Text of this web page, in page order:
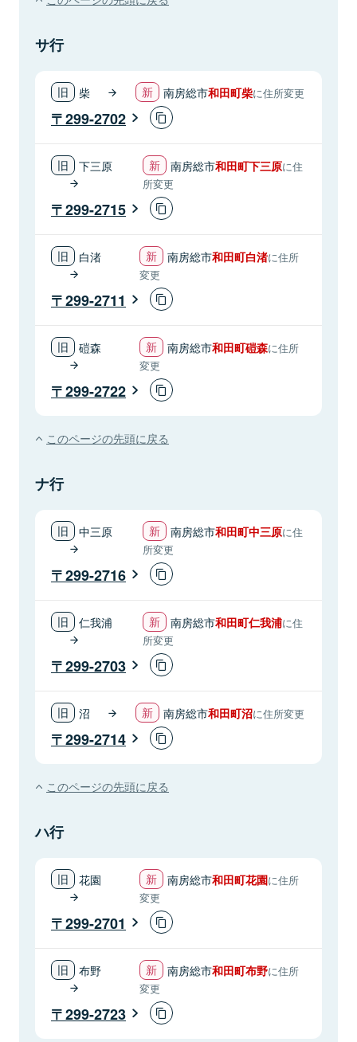
サ行
柴 南房総市和田町柴に住所変更
299-2702
下三原 南房総市和田町下三原に住
所変更
299-2715
白渚 南房総市和田町白渚に住所
変更
299-2711
磑森 南房総市和田町磑森に住所
変更
299-2722
このページの先頭に戻る
ナ行
中三原 南房総市和田町中三原に住
所変更
299-2716
仁我浦 南房総市和田町仁我浦に住
所変更
299-2703
沼 南房総市和田町沼に住所変更
299-2714
このページの先頭に戻る
ハ行
花園 南房総市和田町花園に住所
変更
299-2701
布野 南房総市和田町布野に住所
変更
299-2723